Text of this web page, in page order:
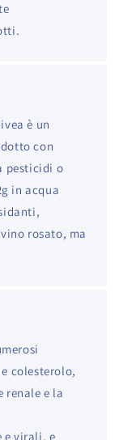
è un
con
pesticidi o
in acqua
rosato, ma
colesterolo,
renale e la
e virali, e